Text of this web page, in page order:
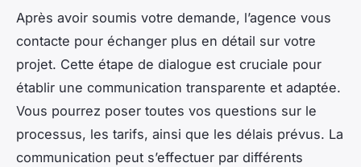
Après avoir soumis votre demande, l’agence vous
contacte pour échanger plus en détail sur votre
projet. Cette étape de dialogue est cruciale pour
établir une communication transparente et adaptée.
Vous pourrez poser toutes vos questions sur le
processus, les tarifs, ainsi que les délais prévus. La
communication peut s’effectuer par différents